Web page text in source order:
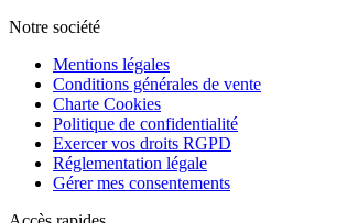
Notre société
Mentions légales
Conditions générales de vente
Charte Cookies
Politique de confidentialité
Exercer vos droits RGPD
Réglementation légale
Gérer mes consentements